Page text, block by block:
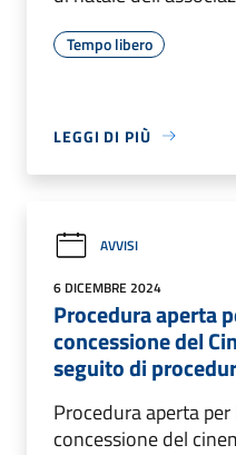
Tempo libero
LEGGI DI PIÙ
AVVISI
6 DICEMBRE 2024
Procedura aperta
concessione del
seguito di
Procedura aperta
concessione del